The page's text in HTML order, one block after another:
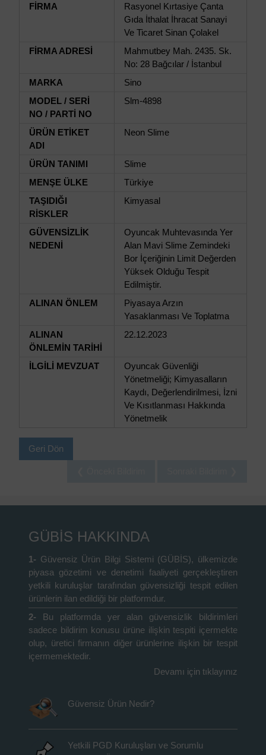
FİRMA
Rasyonel Kırtasiye Çanta
Gıda İthalat İhracat Sanayi
Ve Ticaret Sinan Çolakel
FİRMA ADRESİ
Mahmutbey Mah. 2435. Sk.
No: 28 Bağcılar / İstanbul
MARKA
Sino
MODEL / SERİ
NO / PARTİ NO
Slm-4898
ÜRÜN ETİKET
ADI
Neon Slime
ÜRÜN TANIMI
Slime
MENŞE ÜLKE
Türkiye
TAŞIDIĞI
RİSKLER
Kimyasal
GÜVENSİZLİK
NEDENİ
Oyuncak Muhtevasında Yer
Alan Mavi Slime Zemindeki
Bor İçeriğinin Limit Değerden
Yüksek Olduğu Tespit
Edilmiştir.
ALINAN ÖNLEM
Piyasaya Arzın
Yasaklanması Ve Toplatma
ALINAN
ÖNLEMİN TARİHİ
22.12.2023
İLGİLİ MEVZUAT
Oyuncak Güvenliği
Yönetmeliği; Kimyasalların
Kaydı, Değerlendirilmesi, İzni
Ve Kısıtlanması Hakkında
Yönetmelik
Geri Dön
GÜBİS HAKKINDA
1- Güvensiz Ürün Bilgi Sistemi (GÜBİS), ülkemizde
piyasa gözetimi ve denetimi faaliyeti gerçekleştiren
yetkili kuruluşlar tarafından güvensizliği tespit edilen
ürünlerin ilan edildiği bir platformdur.
2-
Bu platformda yer alan güvensizlik bildirimleri
sadece bildirim konusu ürüne ilişkin tespiti içermekte
olup, üretici firmanın diğer ürünlerine ilişkin bir tespit
içermemektedir.
Devamı için tıklayınız
Güvensiz Ürün Nedir?
Yetkili PGD Kuruluşları ve Sorumlu